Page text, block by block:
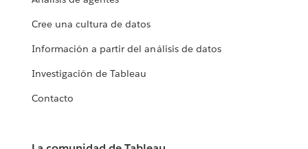
Cree una cultura de datos
Información a partir del análisis de datos
Investigación de Tableau
Contacto